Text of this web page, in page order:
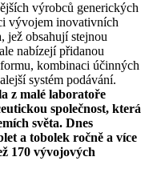
výrobců generických
vývojem inovativních
jež obsahují stejnou
nabízejí přidanou
kombinaci účinných
systém podávání.
z malé laboratoře
společnost, která
světa. Dnes
a tobolek ročně a více
170 vývojových